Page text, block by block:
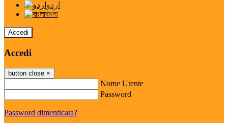
اردو
বাংলা
Accedi
Accedi
button close ×
Nome Utente
Password
Password dimenticata?